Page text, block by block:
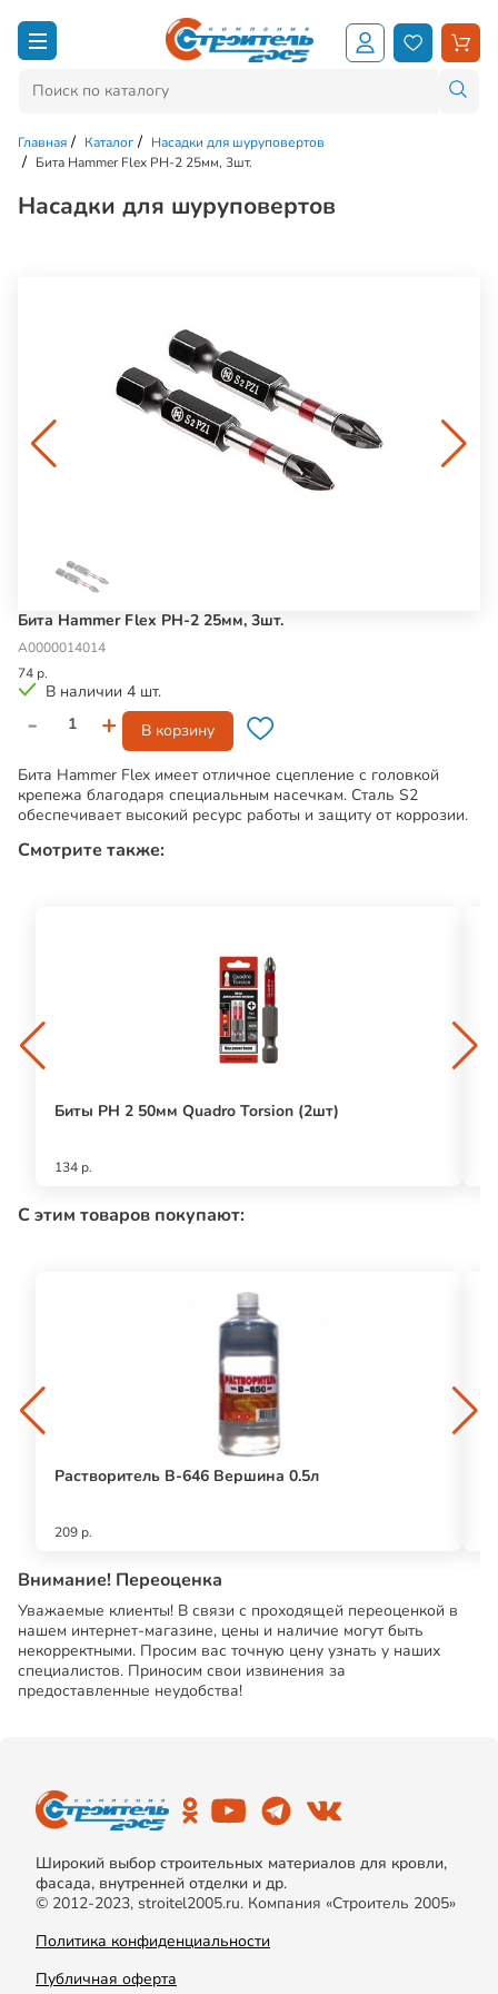
Главная Каталог
Насадки для шуруповертов
Бита Hammer Flex PH-2 25мм, 3шт.
Насадки для шуруповертов
Бита Hammer Flex PH-2 25мм, 3шт.
А0000014014
74 р.
В наличии 4 шт.
- + В корзину
Бита Hammer Flex имеет отличное сцепление с головкой
крепежа благодаря специальным насечкам. Сталь S2
обеспечивает высокий ресурс работы и защиту от коррозии.
Смотрите также:
Биты PH 2 50мм Quadro Torsion (2шт)
134 р.
С этим товаров покупают:
Растворитель В-646 Вершина 0.5л
209 р.
Внимание! Переоценка
Уважаемые клиенты! В связи с проходящей переоценкой в
нашем интернет-магазине, цены и наличие могут быть
некорректными. Просим вас точную цену узнать у наших
специалистов. Приносим свои извинения за
предоставленные неудобства!
Широкий выбор строительных материалов для кровли,
фасада, внутренней отделки и др.
© 2012-2023, stroitel2005.ru. Компания «Строитель 2005»
Политика конфиденциальности
Публичная оферта